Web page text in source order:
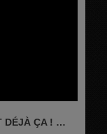
DÉJÀ ÇA ! "